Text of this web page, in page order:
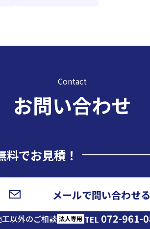
Contact
お問い合わせ
でお見積！
メールで問い合わせる
以外のご相談 法人専用 TEL 072-961-